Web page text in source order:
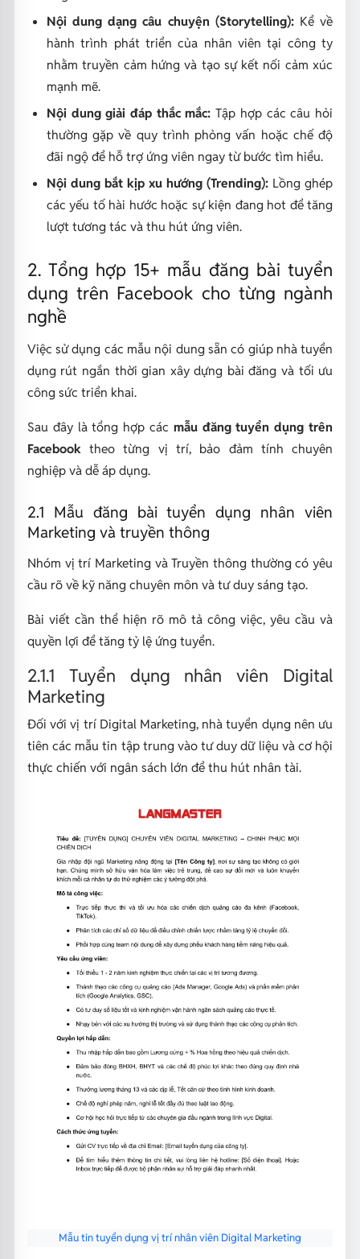
Nội dung dạng câu chuyện (Storytelling):Kể về
hành trình phát triển của nhân viên tại công ty
nhằm truyền cảm hứng và tạo sự kết nối cảm xúc
mạnh mẽ.
Nội dung giải đáp thắc mắc: Tập hợp các câu hỏi
thường gặp về quy trình phỏng vấn hoặc chế độ
đãi ngộ để hỗ trợ ứng viên ngay từ bước tìm hiểu.
Nội dung bắt kịp xu hướng (Trending): Lồng ghép
các yếu tố hài hước hoặc sự kiện đang hot để tăng
lượt tương tác và thu hút ứng viên.
2. Tổng hợp 15+ mẫu đăng bài tuyển
dụng trên Facebook cho từng ngành
nghề
Việc sử dụng các mẫu nội dung sẵn có giúp nhà tuyển
dụng rút ngắn thời gian xây dựng bài đăng và tối ưu
công sức triển khai.
Sau đây là tổng hợp các mẫu đăng tuyển dụng trên
Facebooktheo từng vị trí, bảo đảm tính chuyên
nghiệp và dễ áp dụng.
2.1 Mẫu đăng bài tuyển dụng nhân viên
Marketing và truyền thông
Nhóm vị trí Marketing và Truyền thông thường có yêu
cầu rõ về kỹ năng chuyên môn và tư duy sáng tạo.
Bài viết cần thể hiện rõ mô tả công việc, yêu cầu và
quyền lợi để tăng tỷ lệ ứng tuyển.
2.1.1 Tuyển dụng nhân viên Digital
Marketing
Đối với vị trí Digital Marketing, nhà tuyển dụng nên ưu
tiên các mẫu tin tập trung vào tư duy dữ liệu và cơ hội
thực chiến với ngân sách lớn để thu hút nhân tài.
Mẫu tin tuyển dụng vị trí nhân viên Digital Marketing